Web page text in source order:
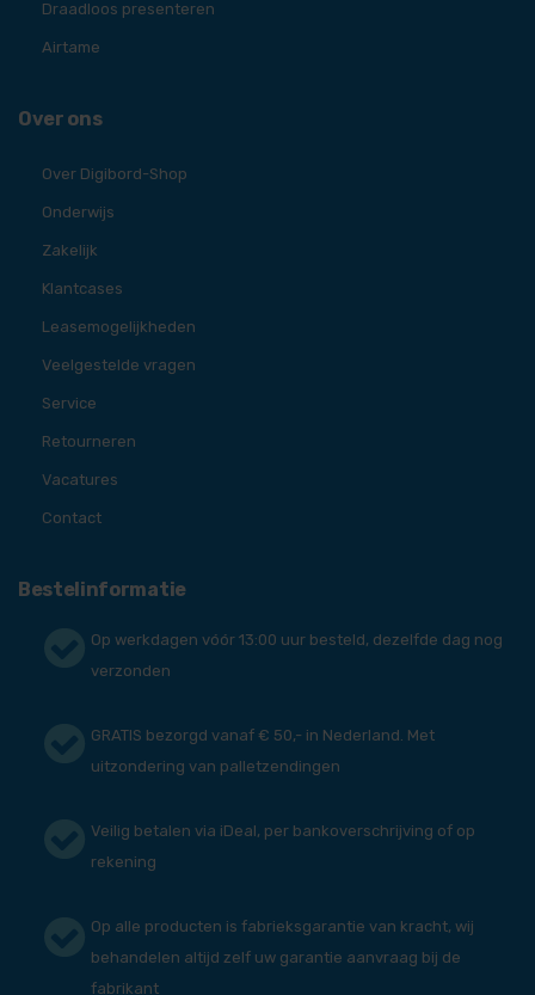
Draadloos presenteren
Airtame
Over ons
Over Digibord-Shop
Onderwijs
Zakelijk
Klantcases
Leasemogelijkheden
Veelgestelde vragen
Service
Retourneren
Vacatures
Contact
Bestelinformatie
Op werkdagen vóór 13:00 uur besteld, dezelfde dag nog
verzonden
GRATIS bezorgd vanaf € 50,- in Nederland. Met
uitzondering van palletzendingen
Veilig betalen via iDeal, per bankoverschrijving of op
rekening
Op alle producten is fabrieksgarantie van kracht, wij
behandelen altijd zelf uw garantie aanvraag bij de
fabrikant